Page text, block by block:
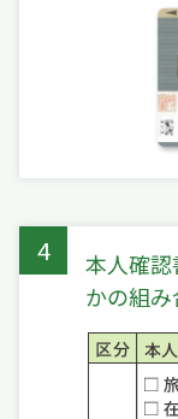
4
本人確
かの組み